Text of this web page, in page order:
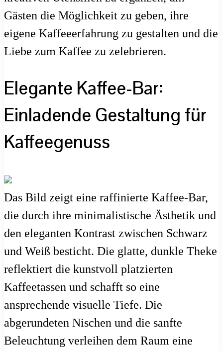
Gästen die Möglichkeit zu geben, ihre
eigene Kaffeeerfahrung zu gestalten und die
Liebe zum Kaffee zu zelebrieren.
Elegante Kaffee-Bar:
Einladende Gestaltung für
Kaffeegenuss
Das Bild zeigt eine raffinierte Kaffee-Bar,
die durch ihre minimalistische Ästhetik und
den eleganten Kontrast zwischen Schwarz
und Weiß besticht. Die glatte, dunkle Theke
reflektiert die kunstvoll platzierten
Kaffeetassen und schafft so eine
ansprechende visuelle Tiefe. Die
abgerundeten Nischen und die sanfte
Beleuchtung verleihen dem Raum eine